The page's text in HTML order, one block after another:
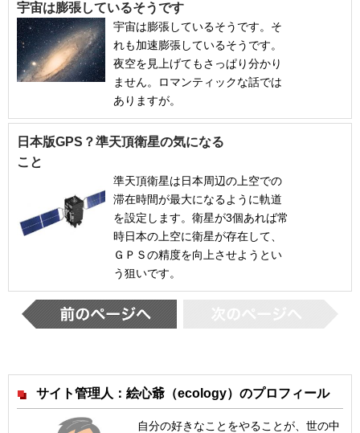
宇宙は膨張しているそうです
宇宙は膨張しているそうです。そ
れも加速膨張しているそうです。
夜空を見上げてもさっぱり分かり
ません。ロマンティックな話では
ありますが。
日本版GPS？準天頂衛星の気になる
こと
準天頂衛星は日本周辺の上空での
滞在時間が最大になるように軌道
を設定します。衛星が3個あれば常
時日本の上空に衛星が存在して、
ＧＰＳの精度を向上させようとい
う狙いです。
サイト管理人：絵心爺（ecology）のプロフィール
自分の好きなことをやることが、世の中